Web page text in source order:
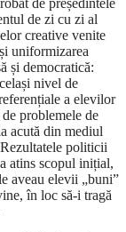
de zi cu zi al
creative venite
uniformizarea
și democratică:
nivel de
a elevilor
problemele de
acută din mediul
politicii
atins scopul inițial,
aveau elevii „buni”
în loc să-i tragă